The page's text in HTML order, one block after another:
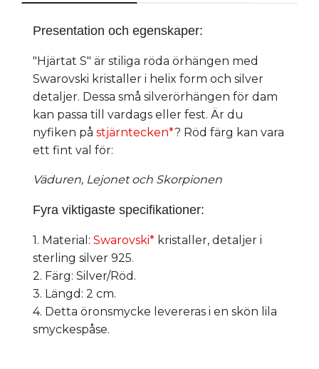
Presentation och egenskaper:
"Hjärtat S" är stiliga röda örhängen med
Swarovski kristaller i helix form och silver
detaljer. Dessa små silverörhängen för dam
kan passa till vardags eller fest. Är du
nyfiken på stjärntecken*? Röd färg kan vara
ett fint val för:
Väduren, Lejonet och Skorpionen
Fyra viktigaste specifikationer:
1. Material: Swarovski* kristaller, detaljer i
sterling silver 925.
2. Färg: Silver/Röd.
3. Längd: 2 cm.
4. Detta öronsmycke levereras i en skön lila
smyckespåse.